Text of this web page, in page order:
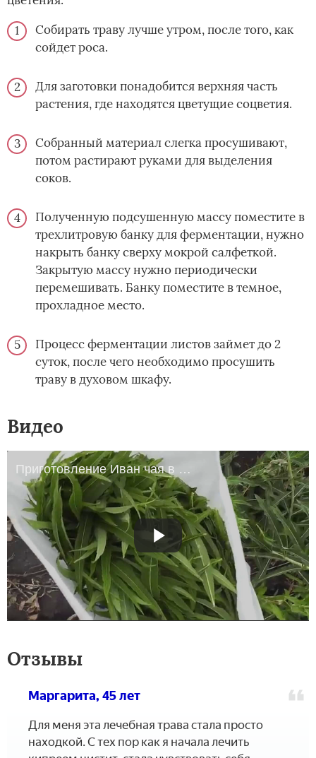
Собирать траву лучше утром, после того, как
сойдет роса.
Для заготовки понадобится верхняя часть
растения, где находятся цветущие соцветия.
Собранный материал слегка просушивают,
потом растирают руками для выделения
соков.
Полученную подсушенную массу поместите в
трехлитровую банку для ферментации, нужно
накрыть банку сверху мокрой салфеткой.
Закрытую массу нужно периодически
перемешивать. Банку поместите в темное,
прохладное место.
Процесс ферментации листов займет до 2
суток, после чего необходимо просушить
траву в духовом шкафу.
Видео
Приготовление Иван чая в домашних условиях
Отзывы
Маргарита, 45 лет
Для меня эта лечебная трава стала просто
находкой. С тех пор как я начала лечить